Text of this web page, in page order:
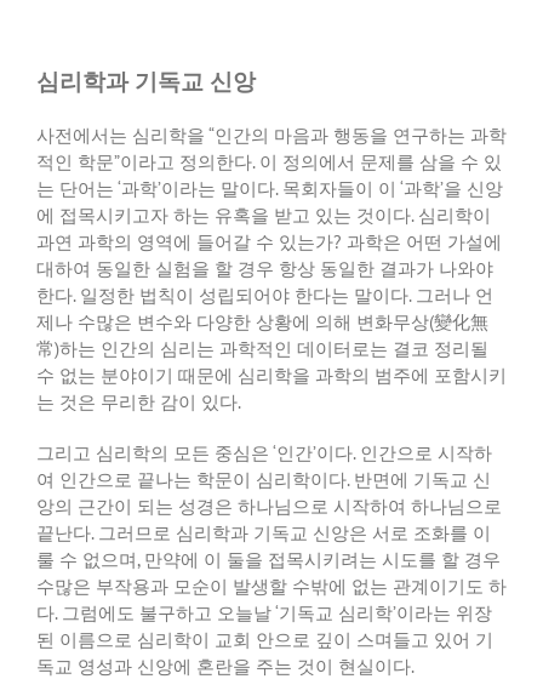
심리학과 기독교 신앙
사전에서는 심리학을 “인간의 마음과 행동을 연구하는 과학
적인 학문”이라고 정의한다. 이 정의에서 문제를 삼을 수 있
는 단어는 ‘과학’이라는 말이다. 목회자들이 이 ‘과학’을 신앙
에 접목시키고자 하는 유혹을 받고 있는 것이다. 심리학이
과연 과학의 영역에 들어갈 수 있는가? 과학은 어떤 가설에
대하여 동일한 실험을 할 경우 항상 동일한 결과가 나와야
한다. 일정한 법칙이 성립되어야 한다는 말이다. 그러나 언
제나 수많은 변수와 다양한 상황에 의해 변화무상(變化無
常)하는 인간의 심리는 과학적인 데이터로는 결코 정리될
수 없는 분야이기 때문에 심리학을 과학의 범주에 포함시키
는 것은 무리한 감이 있다.
그리고 심리학의 모든 중심은 ‘인간’이다. 인간으로 시작하
여 인간으로 끝나는 학문이 심리학이다. 반면에 기독교 신
앙의 근간이 되는 성경은 하나님으로 시작하여 하나님으로
끝난다. 그러므로 심리학과 기독교 신앙은 서로 조화를 이
룰 수 없으며, 만약에 이 둘을 접목시키려는 시도를 할 경우
수많은 부작용과 모순이 발생할 수밖에 없는 관계이기도 하
다. 그럼에도 불구하고 오늘날‘기독교 심리학’이라는 위장
된 이름으로 심리학이 교회 안으로 깊이 스며들고 있어 기
독교 영성과 신앙에 혼란을 주는 것이 현실이다.